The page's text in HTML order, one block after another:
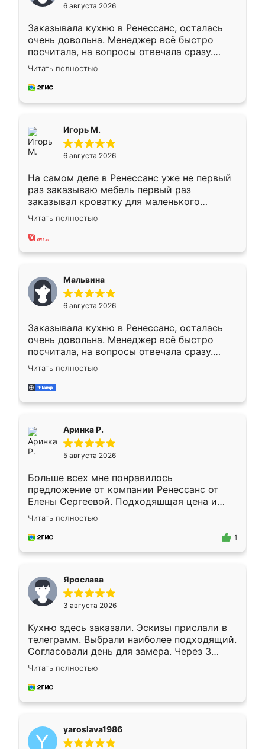
6 августа 2026
Заказывала кухню в Ренессанс, осталась
очень довольна. Менеджер всё быстро
посчитала, на вопросы отвечала сразу.
Замерщик приехал в субботу, подошёл к
делу со всей ответственностью. Собрали
за день, ребята работали аккуратно, даже
Читать полностью
Игорь М.
6 августа 2026
На самом деле в Ренессанс уже не первый
раз заказываю мебель первый раз
заказывал кроватку для маленького
ребёнка при его рождении ,во второй раз
заказал шкаф-купе. По качеству очень
хорошее сборка достаточно быстрая,
меньше, здесь же он более разнообразный.
Мне нравится ,если что-то потребуется из
мебели буду заказывать только здесь.
Читать полностью
Мальвина
6 августа 2026
Заказывала кухню в Ренессанс, осталась
очень довольна. Менеджер всё быстро
посчитала, на вопросы отвечала сразу.
Замерщик приехал в субботу, подошёл к
делу со всей ответственностью. Собрали
за день, ребята работали аккуратно, даже
Читать полностью
Аринка Р.
5 августа 2026
Больше всех мне понравилось
предложение от компании Ренессанс от
Елены Сергеевой. Подходяшщая цена и
короткие сроки изготовления. Приехавший
для замера сотрудник Владислав
предложил по моему эскизу самый
Читать полностью
1
Ярослава
3 августа 2026
Кухню здесь заказали. Эскизы прислали в
телеграмм. Выбрали наиболее подходящий.
Согласовали день для замера. Через 3
недели кухня была уже готова. Остались
довольны работой. Спасибо Ренессанс
мебель за качественную работу!
Читать полностью
yaroslava1986